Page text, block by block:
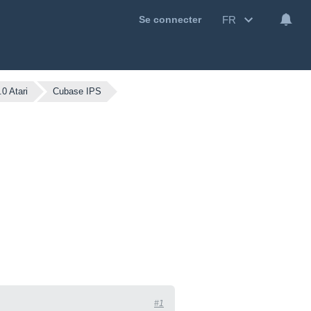
Se connecter FR
Atari Cubase IPS
#1